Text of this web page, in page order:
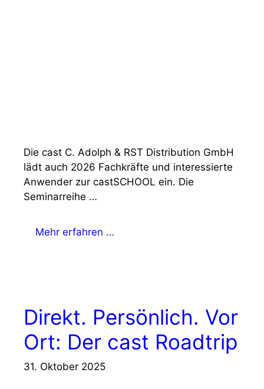
Die cast C. Adolph & RST Distribution GmbH
lädt auch 2026 Fachkräfte und interessierte
Anwender zur castSCHOOL ein. Die
Seminarreihe …
Mehr erfahren …
Direkt. Persönlich. Vor
Ort: Der cast Roadtrip
31. Oktober 2025